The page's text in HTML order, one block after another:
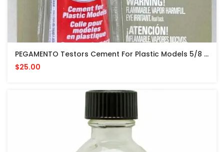
PEGAMENTO Testors Cement For Plastic Models 5/8 Fl Oz PARA MODELOS PLASTICOS
$25.00